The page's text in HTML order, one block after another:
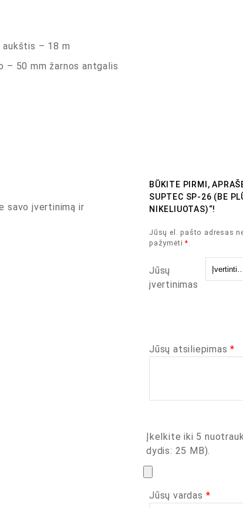
aukštis – 18 m
– 50 mm žarnos antgalis
savo įvertinimą ir
BŪKITE PIRMI,
SUPTEC SP-26 (BE
NIKELIUOTAS)“!
Jūsų el. pašto adresas
pažymėti*.
Jūsų
įvertinimas
Jūsų atsiliepimas*
Įkelkite iki 5
dydis: 25 MB).
Jūsų vardas *